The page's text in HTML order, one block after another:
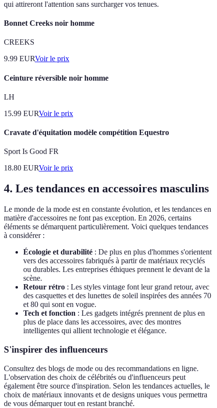
qui attireront l'attention sans surcharger vos tenues.
Bonnet Creeks noir homme
CREEKS
9.99 EURVoir le prix
Ceinture réversible noir homme
LH
15.99 EURVoir le prix
Cravate d'équitation modèle compétition Equestro
Sport Is Good FR
18.80 EURVoir le prix
4. Les tendances en accessoires masculins
Le monde de la mode est en constante évolution, et les tendances en
matière d'accessoires ne font pas exception. En 2026, certains
éléments se démarquent particulièrement. Voici quelques tendances
à considérer :
Écologie et durabilité : De plus en plus d'hommes s'orientent
vers des accessoires fabriqués à partir de matériaux recyclés
ou durables. Les entreprises éthiques prennent le devant de la
scène.
Retour rétro : Les styles vintage font leur grand retour, avec
des casquettes et des lunettes de soleil inspirées des années 70
et 80 qui sont en vogue.
Tech et fonction : Les gadgets intégrés prennent de plus en
plus de place dans les accessoires, avec des montres
intelligentes qui allient technologie et élégance.
S'inspirer des influenceurs
Consultez des blogs de mode ou des recommandations en ligne.
L'observation des choix de célébrités ou d'influenceurs peut
également être source d'inspiration. Selon les tendances actuelles, le
choix de matériaux innovants et de designs uniques vous permettra
de vous démarquer tout en restant branché.